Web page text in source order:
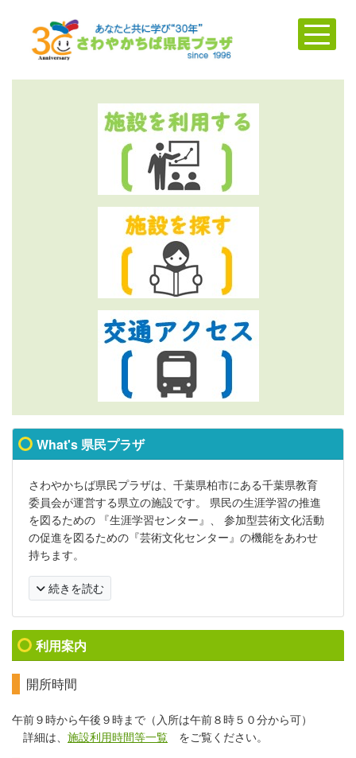
What's 県民プラザ
さわやかちば県民プラザは、千葉県柏市にある千葉県教育
委員会が運営する県立の施設です。 県民の生涯学習の推進
を図るための 『生涯学習センター』、 参加型芸術文化活動
の促進を図るための『芸術文化センター』の機能をあわせ
持ちます。
続きを読む
利用案内
開所時間
午前９時から午後９時まで（入所は午前８時５０分から可）
詳細は、 施設利用時間等一覧 をご覧ください。